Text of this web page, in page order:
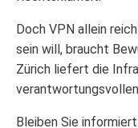
Doch VPN allein
sein will, braucht
Zürich liefert die
Bleiben Sie